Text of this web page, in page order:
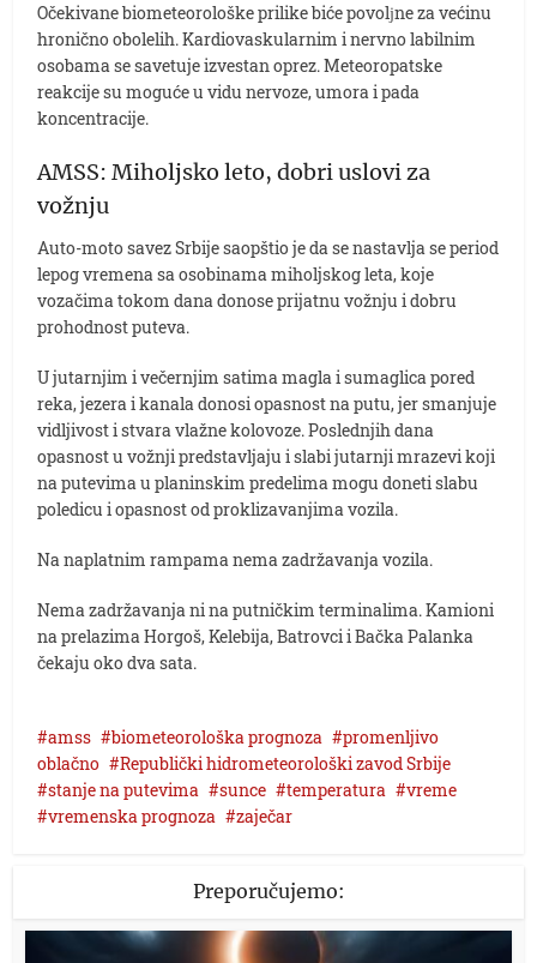
Očekivane biometeorološke prilike biće povolјne za većinu
hronično obolelih. Kardiovaskularnim i nervno labilnim
osobama se savetuje izvestan oprez. Meteoropatske
reakcije su moguće u vidu nervoze, umora i pada
koncentracije.
AMSS: Miholjsko leto, dobri uslovi za
vožnju
Auto-moto savez Srbije saopštio je da se nastavlja se period
lepog vremena sa osobinama miholjskog leta, koje
vozačima tokom dana donose prijatnu vožnju i dobru
prohodnost puteva.
U jutarnjim i večernjim satima magla i sumaglica pored
reka, jezera i kanala donosi opasnost na putu, jer smanjuje
vidljivost i stvara vlažne kolovoze. Poslednjih dana
opasnost u vožnji predstavljaju i slabi jutarnji mrazevi koji
na putevima u planinskim predelima mogu doneti slabu
poledicu i opasnost od proklizavanjima vozila.
Na naplatnim rampama nema zadržavanja vozila.
Nema zadržavanja ni na putničkim terminalima. Kamioni
na prelazima Horgoš, Kelebija, Batrovci i Bačka Palanka
čekaju oko dva sata.
amss biometeorološka prognoza
promenljivo
oblačno
Republički hidrometeorološki zavod Srbije
stanje na putevima
sunce temperatura
vreme
vremenska prognoza
zaječar
Preporučujemo: